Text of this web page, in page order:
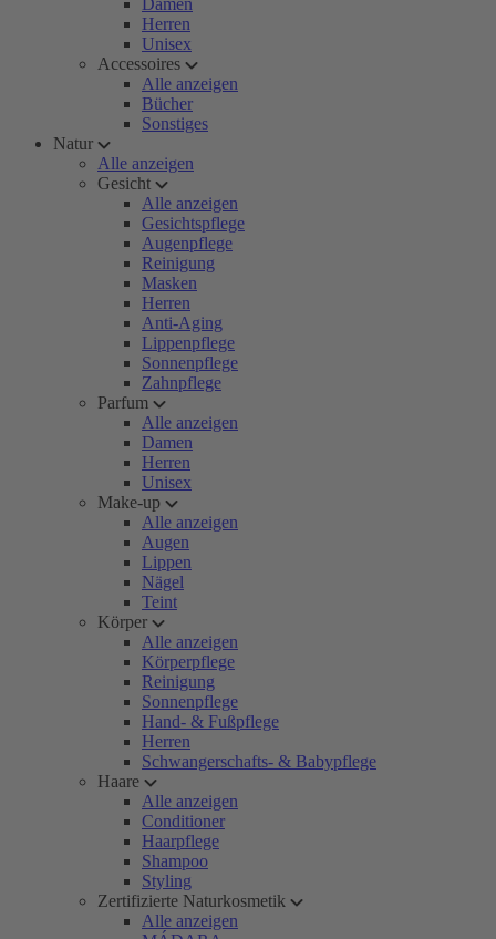
Damen
Herren
Unisex
Accessoires
Alle anzeigen
Bücher
Sonstiges
Natur
Alle anzeigen
Gesicht
Alle anzeigen
Gesichtspflege
Augenpflege
Reinigung
Masken
Herren
Anti-Aging
Lippenpflege
Sonnenpflege
Zahnpflege
Parfum
Alle anzeigen
Damen
Herren
Unisex
Make-up
Alle anzeigen
Augen
Lippen
Nägel
Teint
Körper
Alle anzeigen
Körperpflege
Reinigung
Sonnenpflege
Hand- & Fußpflege
Herren
Schwangerschafts- & Babypflege
Haare
Alle anzeigen
Conditioner
Haarpflege
Shampoo
Styling
Zertifizierte Naturkosmetik
Alle anzeigen